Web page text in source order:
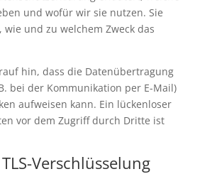
und wofür wir sie nutzen. Sie
und zu welchem Zweck das
hin, dass die Datenübertragung
bei der Kommunikation per E-Mail)
aufweisen kann. Ein lückenloser
vor dem Zugriff durch Dritte ist
TLS-Verschlüsselung